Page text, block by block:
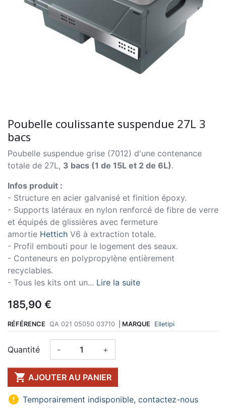
Poubelle coulissante suspendue 27L 3
bacs
Poubelle suspendue grise (7012) d'une contenance
totale de 27L, 3 bacs (1 de 15L et 2 de 6L).
Infos produit :
- Structure en acier galvanisé et finition époxy.
- Supports latéraux en nylon renforcé de fibre de verre
et équipés de glissières avec fermeture
amortie Hettich V6 à extraction totale.
- Profil embouti pour le logement des seaux.
- Conteneurs en polypropylène entièrement
recyclables.
- Tous les kits ont un... Lire la suite
185,90 €
RÉFÉRENCE QA 021 05050 03710 MARQUE Elletipi
Quantité - +
 AJOUTER AU PANIER
 Temporairement indisponible, contactez-nous